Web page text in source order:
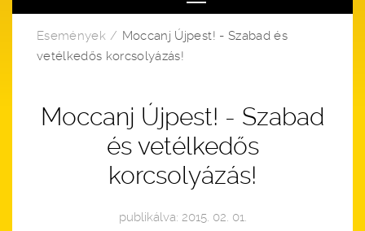
Események
Moccanj Újpest! - Szabad és
vetélkedős korcsolyázás!
Moccanj Újpest! - Szabad
és vetélkedős
korcsolyázás!
publikálva: 2015. 02. 01.